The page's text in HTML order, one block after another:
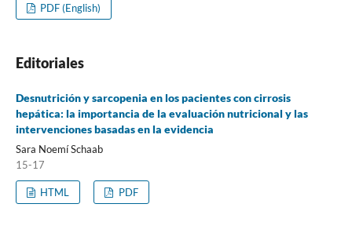
PDF (English)
Editoriales
Desnutrición y sarcopenia en los pacientes con cirrosis
hepática: la importancia de la evaluación nutricional y las
intervenciones basadas en la evidencia
Sara Noemí Schaab
15-17
HTML PDF